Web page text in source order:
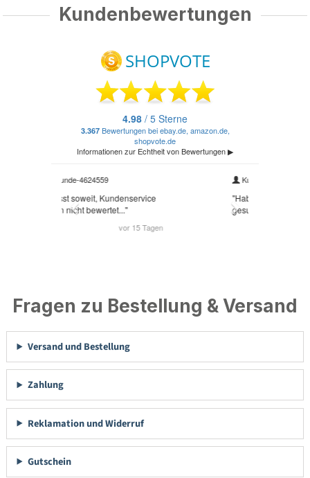
Kundenbewertungen
Fragen zu Bestellung & Versand
Versand und Bestellung
Zahlung
Reklamation und Widerruf
Gutschein